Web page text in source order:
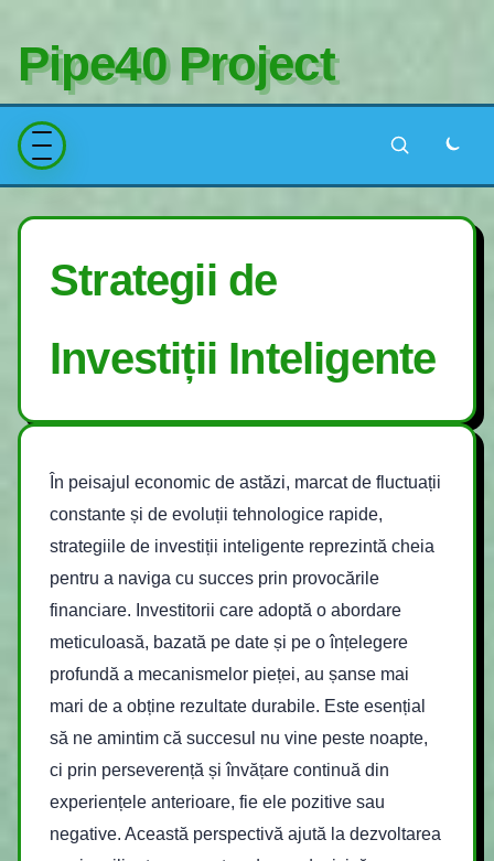
Pipe40 Project
Strategii de
Investiții Inteligente
În peisajul economic de astăzi, marcat de fluctuații
constante și de evoluții tehnologice rapide,
strategiile de investiții inteligente reprezintă cheia
pentru a naviga cu succes prin provocările
financiare. Investitorii care adoptă o abordare
meticuloasă, bazată pe date și pe o înțelegere
profundă a mecanismelor pieței, au șanse mai
mari de a obține rezultate durabile. Este esențial
să ne amintim că succesul nu vine peste noapte,
ci prin perseverență și învățare continuă din
experiențele anterioare, fie ele pozitive sau
negative. Această perspectivă ajută la dezvoltarea